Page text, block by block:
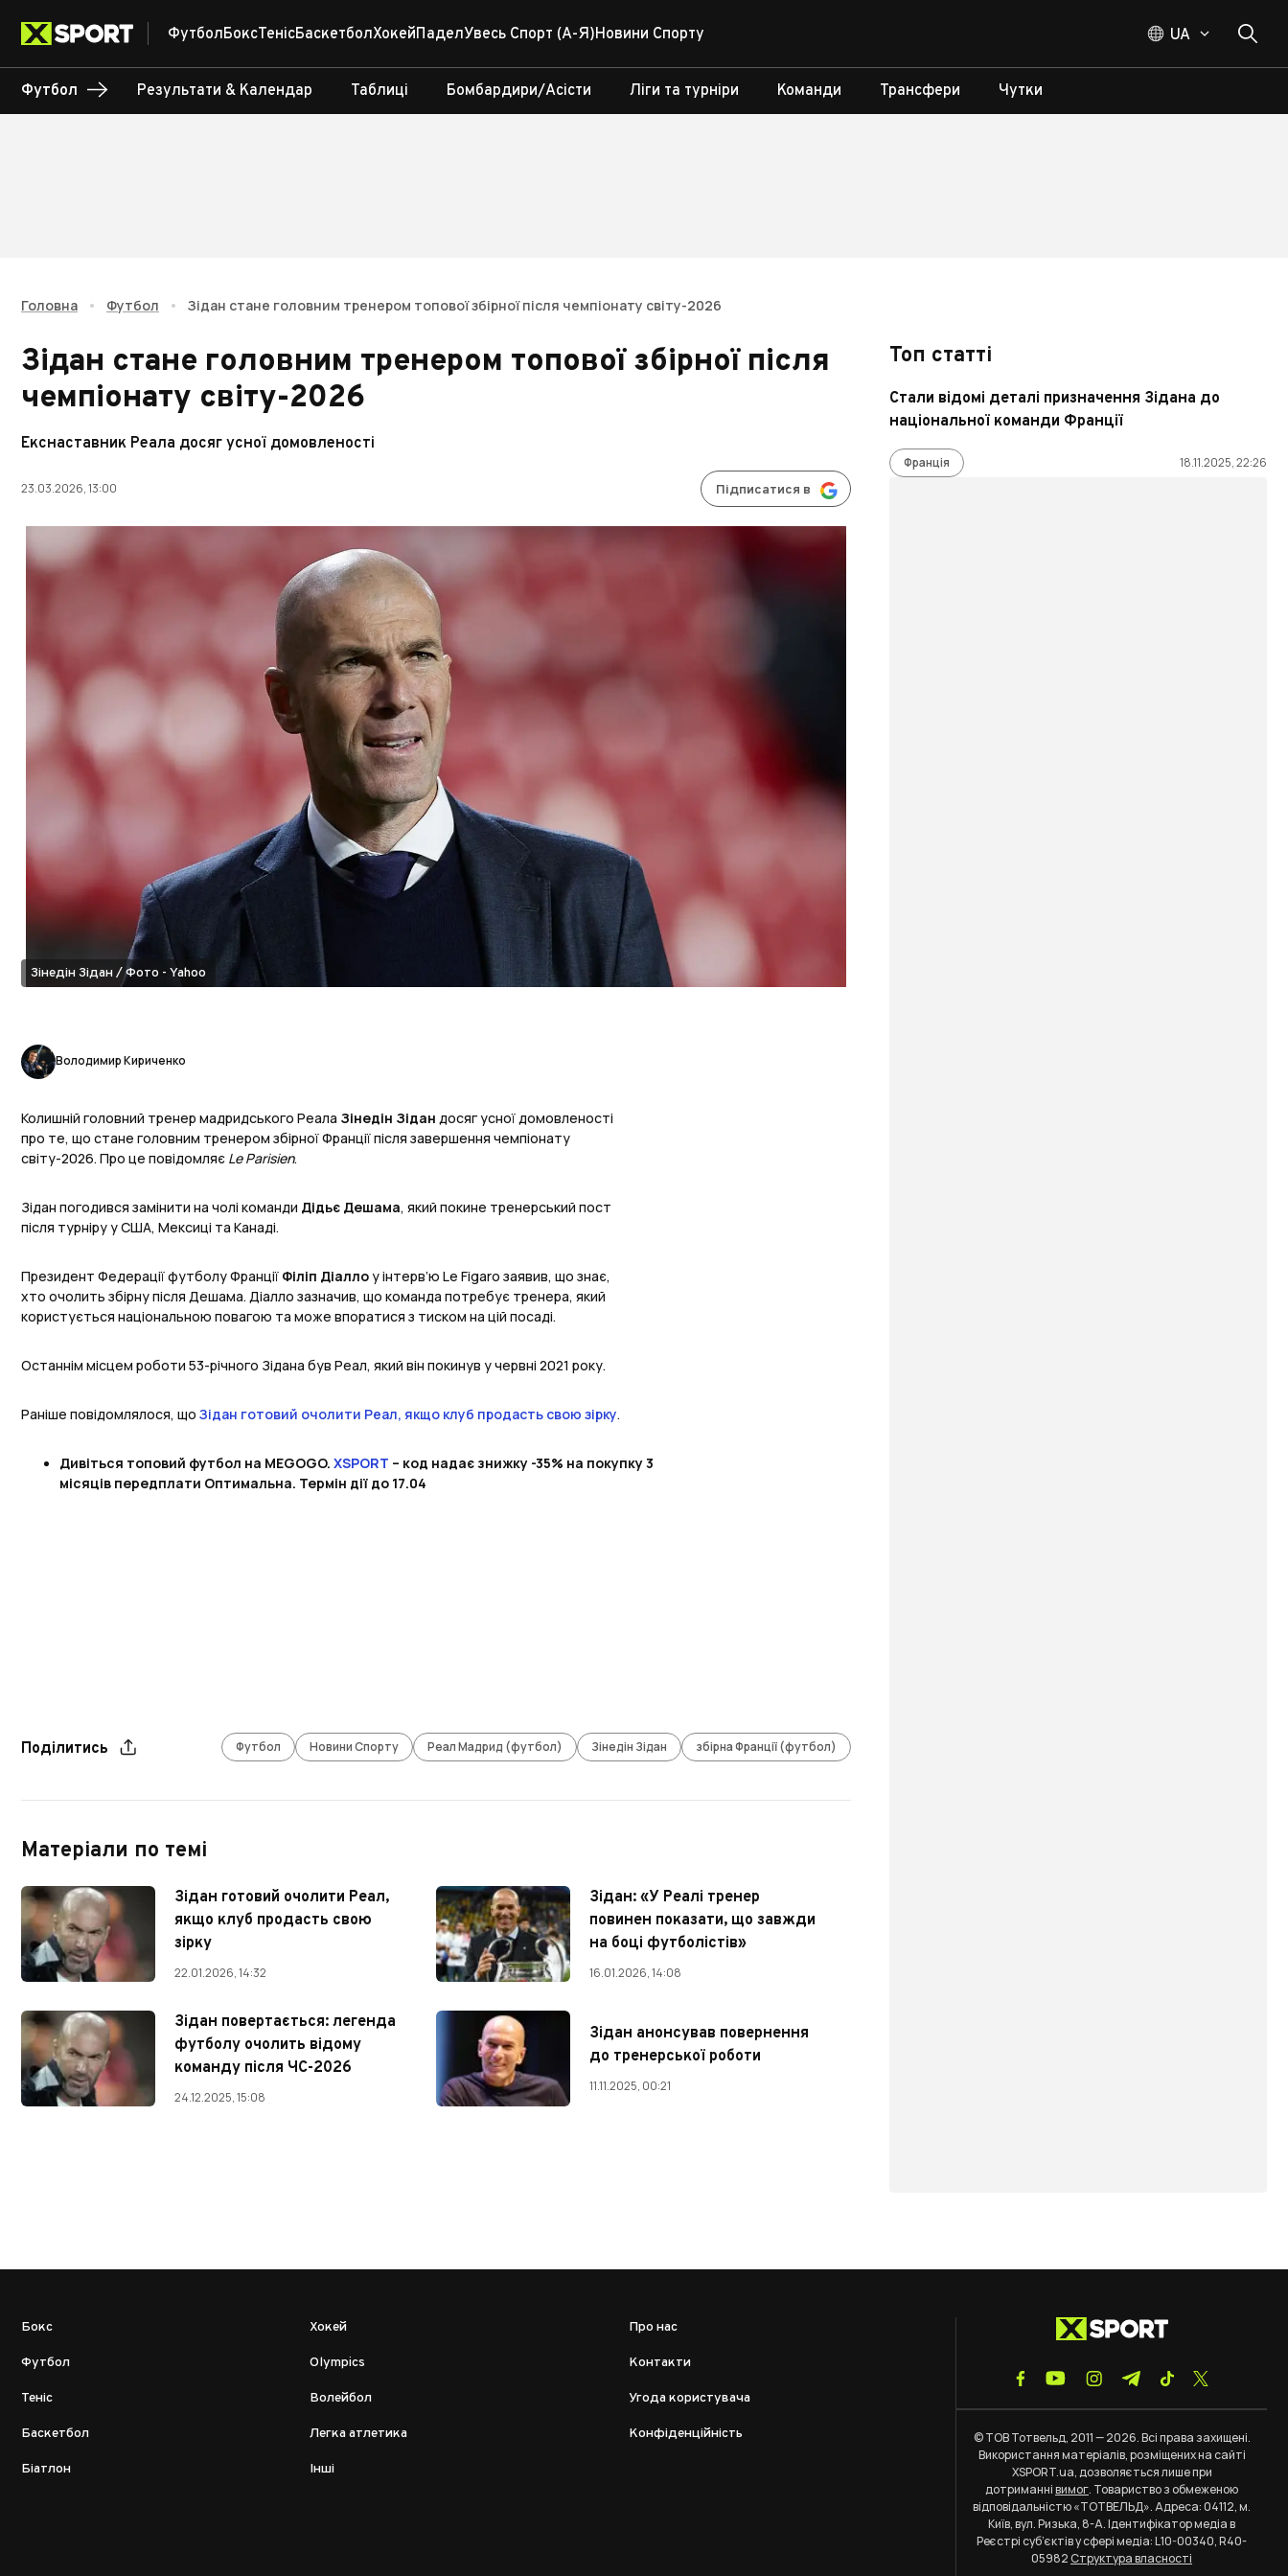
ФутболБоксТенісБаскетболХокейПаделУвесь Спорт (А-Я)Новини Спорту UA
Футбол Результати & Календар Таблиці Бомбардири/Асісти Ліги та турніри Команди Трансфери Чутки
Головна • Футбол • Зідан стане головним тренером топової збірної після чемпіонату світу-2026
Зідан стане головним тренером топової збірної після
чемпіонату світу-2026
Екснаставник Реала досяг усної домовленості
23.03.2026, 13:00 Підписатися в
Зінедін Зідан / Фото - Yahoo
Володимир Кириченко
Колишній головний тренер мадридського Реала Зінедін Зідан досяг усної домовленості
про те, що стане головним тренером збірної Франції після завершення чемпіонату
світу-2026. Про це повідомляє Le Parisien.
Зідан погодився замінити на чолі команди Дідьє Дешама, який покине тренерський пост
після турніру у США, Мексиці та Канаді.
Президент Федерації футболу Франції Філіп Діаллоу інтерв’ю Le Figaro заявив, що знає,
хто очолить збірну після Дешама. Діалло зазначив, що команда потребує тренера, який
користується національною повагою та може впоратися з тиском на цій посаді.
Останнім місцем роботи 53-річного Зідана був Реал, який він покинув у червні 2021 року.
Раніше повідомлялося, що Зідан готовий очолити Реал, якщо клуб продасть свою зірку.
Дивіться топовий футбол на MEGOGO. XSPORT – код надає знижку -35% на покупку 3
місяців передплати Оптимальна. Термін дії до 17.04
Поділитись Футбол Новини Спорту Реал Мадрид (футбол) Зінедін Зідан збірна Франції (футбол)
Матеріали по темі
Зідан готовий очолити Реал,
якщо клуб продасть свою
зірку
22.01.2026, 14:32
Зідан: «У Реалі тренер
повинен показати, що завжди
на боці футболістів»
16.01.2026, 14:08
Зідан повертається: легенда
футболу очолить відому
команду після ЧС-2026
24.12.2025, 15:08
Зідан анонсував повернення
до тренерської роботи
11.11.2025, 00:21
Топ статті
Стали відомі деталі призначення Зідана до
національної команди Франції
Франція 18.11.2025, 22:26
Бокс
Футбол
Теніс
Баскетбол
Біатлон
Хокей
Olympics
Волейбол
Легка атлетика
Інші
Про нас
Контакти
Угода користувача
Конфіденційність
© ТОВ Тотвельд, 2011 — 2026. Всі права захищені.
Використання матеріалів, розміщених на сайті
XSPORT.ua, дозволяється лише при
дотриманнівимог. Товариство з обмеженою
відповідальністю «ТОТВЕЛЬД». Адреса: 04112, м.
Київ, вул. Ризька, 8-А. Ідентифікатор медіа в
Реєстрі суб’єктів у сфері медіа: L10-00340, R40-
05982Структура власності